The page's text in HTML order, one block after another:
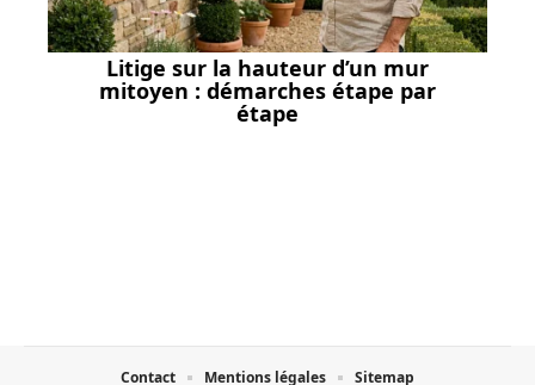
Litige sur la hauteur d’un mur
mitoyen : démarches étape par
étape
Contact Mentions légales Sitemap